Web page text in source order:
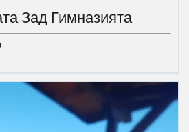
Зад Гимназията